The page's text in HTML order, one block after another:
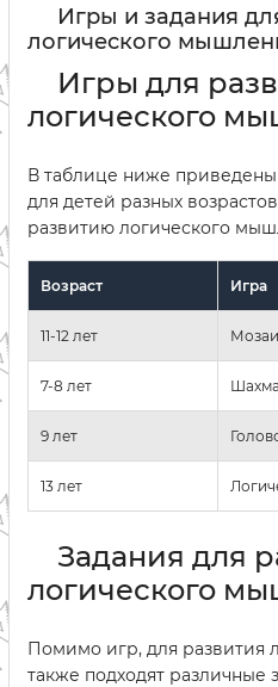
Игры и задания
логического
Игры для
логического
В таблице ниже
для детей разных
развитию логического
Возраст Игра
11-12 лет
7-8 лет
9 лет
13 лет
Задания для
логического
Помимо игр, для развития
также подходят различные